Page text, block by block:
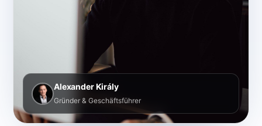
Alexander Király
Gründer & Geschäftsführer